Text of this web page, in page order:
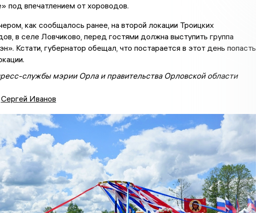
под впечатлением от хороводов.
как сообщалось ранее, на второй локации Троицких
в селе Ловчиково, перед гостями должна выступить группа
Кстати, губернатор обещал, что постарается в этот день попасть
службы мэрии Орла и правительства Орловской области
Сергей Иванов